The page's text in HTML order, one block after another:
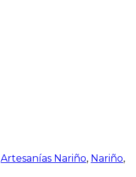
Artesanías Nariño, Nariño,